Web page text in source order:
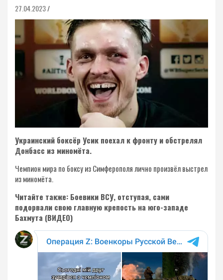
27.04.2023
Украинский боксёр Усик поехал к фронту и обстрелял
Донбасс из миномёта.
Чемпион мира по боксу из Симферополя лично произвёл выстрел
из миномёта.
Читайте также: Боевики ВСУ, отступая, сами
подорвали свою главную крепость на юго-западе
Бахмута (ВИДЕО)